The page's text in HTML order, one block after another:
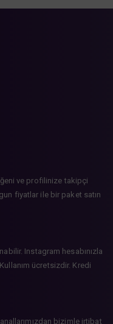
ve profilinize takipçi
fiyatlar ile bir paket satın
Instagram hesabınızla
ücretsizdir. Kredi
bizimle irtibat